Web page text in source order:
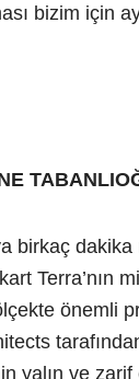
bizim için
birkaç
Terra’nın
önemli
yalın ve